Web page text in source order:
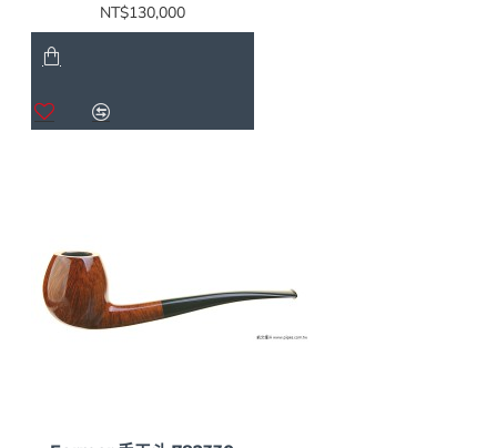
這個時候，另一位煙斗製作者——Sven Knudsen 為了
一邊保留著機械工的工作，一邊在空閒時與 Knudsen 一
起工作。那時 Former 年滿20，已經到了服役的年齡。
用這裡的設備去把他變成煙斗，給它生命! 」Former 照
著 Poul 的話去做，半個小時後，他完成了一個漂亮的
煙斗的雛形。 Poul 打電話給當時 Larsen 工廠經理
Sven Bang ，「我有你需要的煙斗師父」「年輕人是個
於是他要求 Former 製作出八個有著 Larsen 特有形狀的
NT$130,000